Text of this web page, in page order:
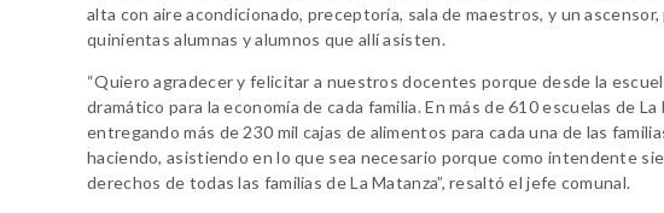
alta con aire acondicionado, preceptoría, sala de maestros, y un
quinientas alumnas y alumnos que allí asisten.
“Quiero agradecer y felicitar a nuestros docentes porque desde la
dramático para la economía de cada familia. En más de 610 escuelas de
entregando más de 230 mil cajas de alimentos para cada una de las
haciendo, asistiendo en lo que sea necesario porque como intendente
derechos de todas las familias de La Matanza”, resaltó el jefe comunal.